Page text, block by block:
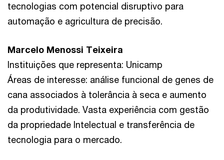
tecnologias com potencial disruptivo para
automação e agricultura de precisão.
Marcelo Menossi Teixeira
Instituições que representa: Unicamp
Áreas de interesse: análise funcional de genes de
cana associados à tolerância à seca e aumento
da produtividade. Vasta experiência com gestão
da propriedade Intelectual e transferência de
tecnologia para o mercado.